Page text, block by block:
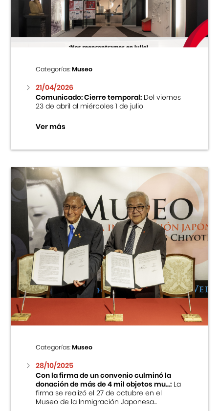
Centro Cultural Peruano Japonés
Museo de la Inmigración Japonesa
Fondo Editorial
Teatro Peruano Japonés
Categorías:Museo
21/04/2026
Comunicado: Cierre temporal:Del viernes
23 de abril al miércoles 1 de julio
Ver más
Categorías:Museo
28/10/2025
Con la firma de un convenio culminó la
donación de más de 4 mil objetos mu...:La
firma se realizó el 27 de octubre en el
Museo de la Inmigración Japonesa...